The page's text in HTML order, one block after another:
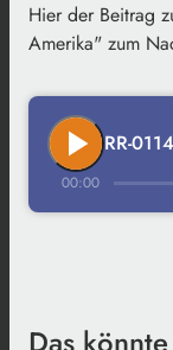
Hier der Beitrag
Amerika" zum
play_arrow RR-
00:00